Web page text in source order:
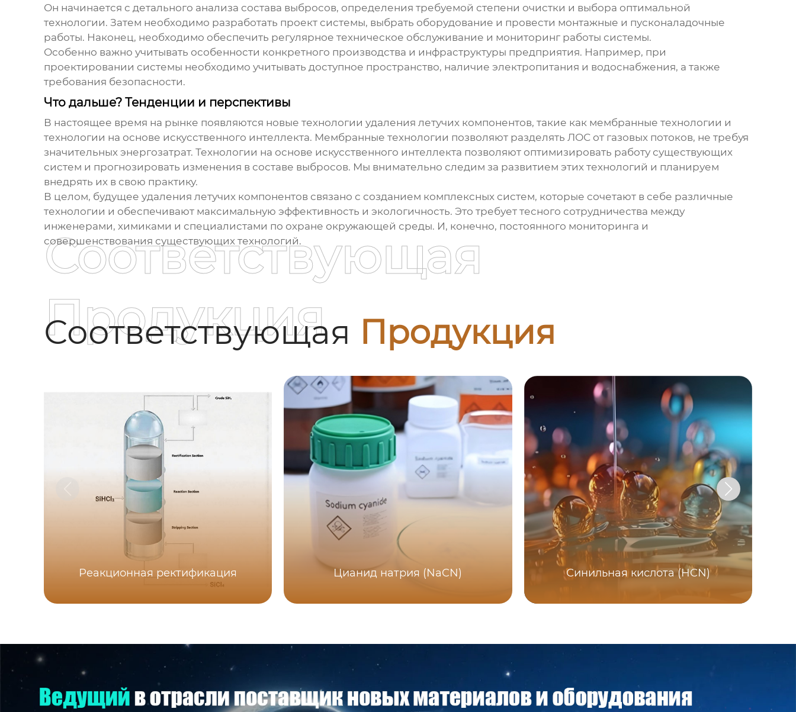
Он начинается с детального анализа состава выбросов, определения требуемой степени очистки и выбора оптимальной
технологии. Затем необходимо разработать проект системы, выбрать оборудование и провести монтажные и пусконаладочные
работы. Наконец, необходимо обеспечить регулярное техническое обслуживание и мониторинг работы системы.
Особенно важно учитывать особенности конкретного производства и инфраструктуры предприятия. Например, при
проектировании системы необходимо учитывать доступное пространство, наличие электропитания и водоснабжения, а также
требования безопасности.
Что дальше? Тенденции и перспективы
В настоящее время на рынке появляются новые технологии удаления летучих компонентов, такие как мембранные технологии и
технологии на основе искусственного интеллекта. Мембранные технологии позволяют разделять ЛОС от газовых потоков, не требуя
значительных энергозатрат. Технологии на основе искусственного интеллекта позволяют оптимизировать работу существующих
систем и прогнозировать изменения в составе выбросов. Мы внимательно следим за развитием этих технологий и планируем
внедрять их в свою практику.
В целом, будущее удаления летучих компонентовсвязано с созданием комплексных систем, которые сочетают в себе различные
технологии и обеспечивают максимальную эффективность и экологичность. Это требует тесного сотрудничества между
инженерами, химиками и специалистами по охране окружающей среды. И, конечно, постоянного мониторинга и
совершенствования существующих технологий.
Соответствующая Продукция
Соответствующая
Продукция
Реакционная ректификация Цианид натрия (NaCN) Синильная кислота (HCN)